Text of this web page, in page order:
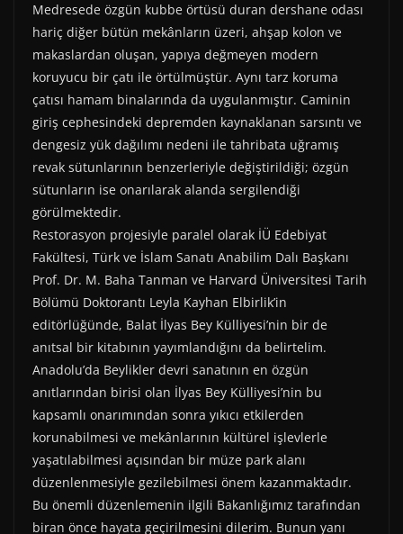
Medresede özgün kubbe örtüsü duran dershane odası
hariç diğer bütün mekânların üzeri, ahşap kolon ve
makaslardan oluşan, yapıya değmeyen modern
koruyucu bir çatı ile örtülmüştür. Aynı tarz koruma
çatısı hamam binalarında da uygulanmıştır. Caminin
giriş cephesindeki depremden kaynaklanan sarsıntı ve
dengesiz yük dağılımı nedeni ile tahribata uğramış
revak sütunlarının benzerleriyle değiştirildiği; özgün
sütunların ise onarılarak alanda sergilendiği
görülmektedir.
Restorasyon projesiyle paralel olarak İÜ Edebiyat
Fakültesi, Türk ve İslam Sanatı Anabilim Dalı Başkanı
Prof. Dr. M. Baha Tanman ve Harvard Üniversitesi Tarih
Bölümü Doktorantı Leyla Kayhan Elbirlik’in
editörlüğünde, Balat İlyas Bey Külliyesi’nin bir de
anıtsal bir kitabının yayımlandığını da belirtelim.
Anadolu’da Beylikler devri sanatının en özgün
anıtlarından birisi olan İlyas Bey Külliyesi’nin bu
kapsamlı onarımından sonra yıkıcı etkilerden
korunabilmesi ve mekânlarının kültürel işlevlerle
yaşatılabilmesi açısından bir müze park alanı
düzenlenmesiyle gezilebilmesi önem kazanmaktadır.
Bu önemli düzenlemenin ilgili Bakanlığımız tarafından
biran önce hayata geçirilmesini dilerim. Bunun yanı